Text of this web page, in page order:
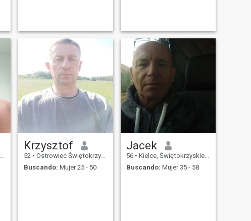
Krzysztof
52 • Ostrowiec Świętokrzyski, Świętokrzyskie, Polonia
Buscando: Mujer 25 - 50
Jacek
56 • Kielce, Świętokrzyskie, Polonia
Buscando: Mujer 35 - 58